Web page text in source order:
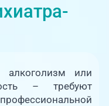
03
или
– требуют